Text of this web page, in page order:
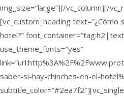
img_size=”large”][/vc_column][/
[vc_custom_heading text=”¿Cómo
hotel?”
use_theme_fonts=”yes”
saber-si-hay-chinches-en-el-